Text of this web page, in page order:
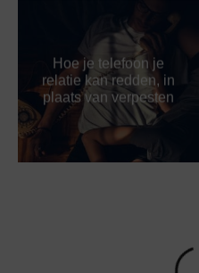
Hoe je telefoon je
relatie kan redden, in
plaats van verpesten